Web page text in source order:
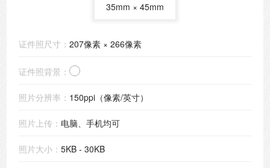
35mm × 45mm
证件照尺寸：207像素 × 266像素
证件照背景：
照片分辨率： 150ppi（像素/英寸）
照片上传： 电脑、手机均可
照片大小：5KB - 30KB